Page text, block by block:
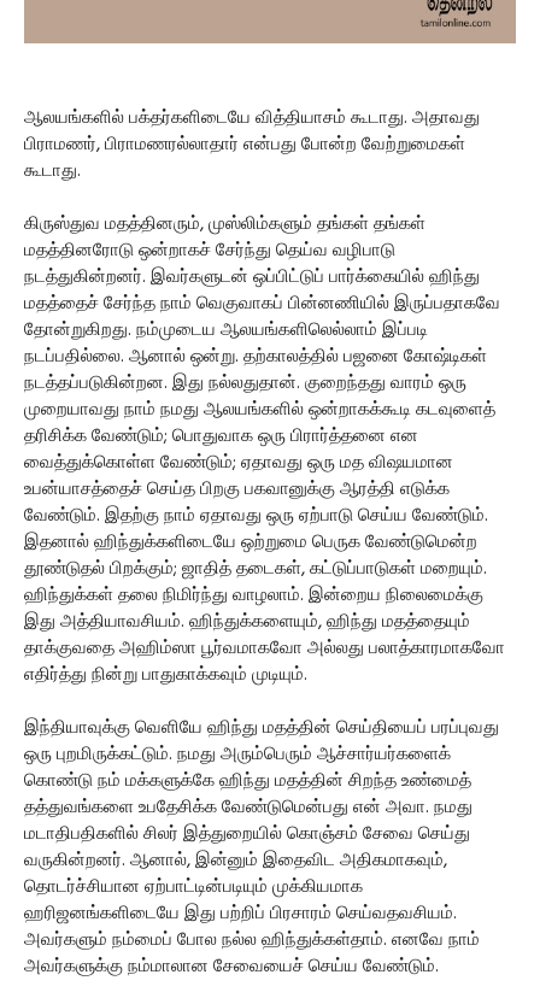
ஆலயங்களில் பக்தர்களிடையே வித்தியாசம் கூடாது. அதாவது
பிராமணர், பிராமணரல்லாதார் என்பது போன்ற வேற்றுமைகள்
கூடாது.
கிருஸ்துவ மதத்தினரும், முஸ்லிம்களும் தங்கள் தங்கள்
மதத்தினரோடு ஒன்றாகச் சேர்ந்து தெய்வ வழிபாடு
நடத்துகின்றனர். இவர்களுடன் ஒப்பிட்டுப் பார்க்கையில் ஹிந்து
மதத்தைச் சேர்ந்த நாம் வெகுவாகப் பின்னணியில் இருப்பதாகவே
தோன்றுகிறது. நம்முடைய ஆலயங்களிலெல்லாம் இப்படி
நடப்பதில்லை. ஆனால் ஒன்று. தற்காலத்தில் பஜனை கோஷ்டிகள்
நடத்தப்படுகின்றன. இது நல்லதுதான். குறைந்தது வாரம் ஒரு
முறையாவது நாம் நமது ஆலயங்களில் ஒன்றாகக்கூடி கடவுளைத்
தரிசிக்க வேண்டும்; பொதுவாக ஒரு பிரார்த்தனை என
வைத்துக்கொள்ள வேண்டும்; ஏதாவது ஒரு மத விஷயமான
உபன்யாசத்தைச் செய்த பிறகு பகவானுக்கு ஆரத்தி எடுக்க
வேண்டும். இதற்கு நாம் ஏதாவது ஒரு ஏற்பாடு செய்ய வேண்டும்.
இதனால் ஹிந்துக்களிடையே ஒற்றுமை பெருக வேண்டுமென்ற
தூண்டுதல் பிறக்கும்; ஜாதித் தடைகள், கட்டுப்பாடுகள் மறையும்.
ஹிந்துக்கள் தலை நிமிர்ந்து வாழலாம். இன்றைய நிலைமைக்கு
இது அத்தியாவசியம். ஹிந்துக்களையும், ஹிந்து மதத்தையும்
தாக்குவதை அஹிம்ஸா பூர்வமாகவோ அல்லது பலாத்காரமாகவோ
எதிர்த்து நின்று பாதுகாக்கவும் முடியும்.
இந்தியாவுக்கு வெளியே ஹிந்து மதத்தின் செய்தியைப் பரப்புவது
ஒரு புறமிருக்கட்டும். நமது அரும்பெரும் ஆச்சார்யர்களைக்
கொண்டு நம் மக்களுக்கே ஹிந்து மதத்தின் சிறந்த உண்மைத்
தத்துவங்களை உபதேசிக்க வேண்டுமென்பது என் அவா. நமது
மடாதிபதிகளில் சிலர் இத்துறையில் கொஞ்சம் சேவை செய்து
வருகின்றனர். ஆனால், இன்னும் இதைவிட அதிகமாகவும்,
தொடர்ச்சியான ஏற்பாட்டின்படியும் முக்கியமாக
ஹரிஜனங்களிடையே இது பற்றிப் பிரசாரம் செய்வதவசியம்.
அவர்களும் நம்மைப் போல நல்ல ஹிந்துக்கள்தாம். எனவே நாம்
அவர்களுக்கு நம்மாலான சேவையைச் செய்ய வேண்டும்.